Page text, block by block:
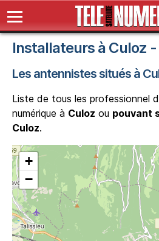
Installateurs à Culoz -
Les antennistes situés à
Liste de tous les professionnel
numérique à Culoz ou pouvant
Culoz.
+
−